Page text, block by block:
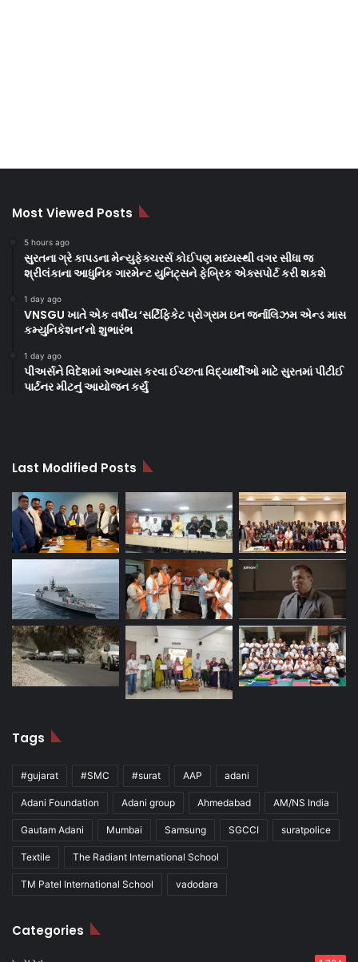
Most Viewed Posts
5 hours ago
સુરતના ગ્રે કાપડના મેન્યુફેક્ચરર્સ કોઈપણ મધ્યસ્થી વગર સીધા જ
શ્રીલંકાના આધુનિક ગારમેન્ટ યુનિટ્સને ફેબ્રિક એક્સપોર્ટ કરી શકશે
1 day ago
VNSGU ખાતે એક વર્ષીય ‘સર્ટિફિકેટ પ્રોગ્રામ ઇન જર્નાલિઝમ એન્ડ માસ
કમ્યુનિકેશન’નો શુભારંભ
1 day ago
પીઅર્સને વિદેશમાં અભ્યાસ કરવા ઈચ્છતા વિદ્યાર્થીઓ માટે સુરતમાં પીટીઈ
પાર્ટનર મીટનું આયોજન કર્યું
Last Modified Posts
Tags
#gujarat #SMC #surat AAP adani
Adani Foundation Adani group Ahmedabad AM/NS India
Gautam Adani Mumbai Samsung SGCCI suratpolice
Textile The Radiant International School
TM Patel International School vadodara
Categories